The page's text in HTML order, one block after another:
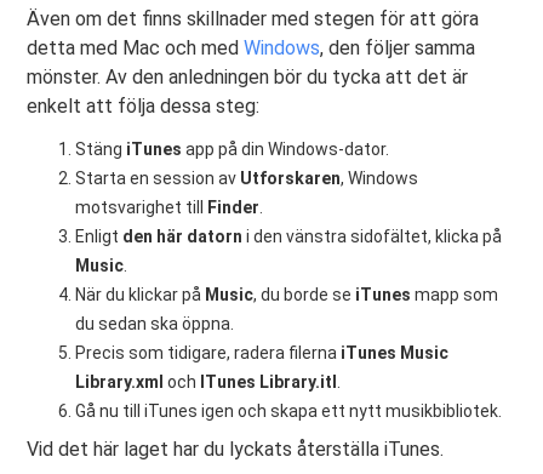
Även om det finns skillnader med stegen för att göra
detta med Mac och medWindows, den följer samma
mönster. Av den anledningen bör du tycka att det är
enkelt att följa dessa steg:
Stäng iTunesapp på din Windows-dator.
Starta en session av Utforskaren, Windows
motsvarighet till
Finder
Enligt den här datorni den vänstra sidofältet, klicka på
Music
När du klickar på Music, du borde se iTunesmapp som
du sedan ska öppna.
Precis som tidigare, radera filerna iTunes Music
Library.xmloch ITunes Library.itl
Gå nu till iTunes igen och skapa ett nytt musikbibliotek.
Vid det här laget har du lyckats återställa iTunes.